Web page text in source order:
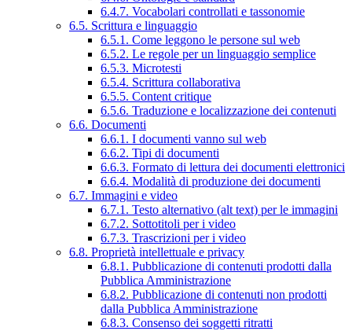
6.4.7. Vocabolari controllati e tassonomie
6.5. Scrittura e linguaggio
6.5.1. Come leggono le persone sul web
6.5.2. Le regole per un linguaggio semplice
6.5.3. Microtesti
6.5.4. Scrittura collaborativa
6.5.5. Content critique
6.5.6. Traduzione e localizzazione dei contenuti
6.6. Documenti
6.6.1. I documenti vanno sul web
6.6.2. Tipi di documenti
6.6.3. Formato di lettura dei documenti elettronici
6.6.4. Modalità di produzione dei documenti
6.7. Immagini e video
6.7.1. Testo alternativo (alt text) per le immagini
6.7.2. Sottotitoli per i video
6.7.3. Trascrizioni per i video
6.8. Proprietà intellettuale e privacy
6.8.1. Pubblicazione di contenuti prodotti dalla
Pubblica Amministrazione
6.8.2. Pubblicazione di contenuti non prodotti
dalla Pubblica Amministrazione
6.8.3. Consenso dei soggetti ritratti